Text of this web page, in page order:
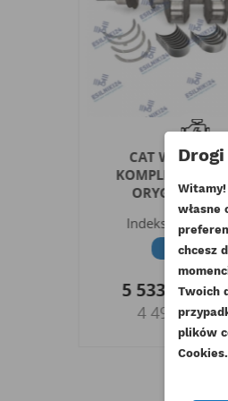
CAT WAŁ
KOMPLETNY
ORYGINAŁ -
Indeks
225-
Dostępny
5 533,77 zł
4 499,00 zł
własne
chcesz
Twoich
plików
Cookies.